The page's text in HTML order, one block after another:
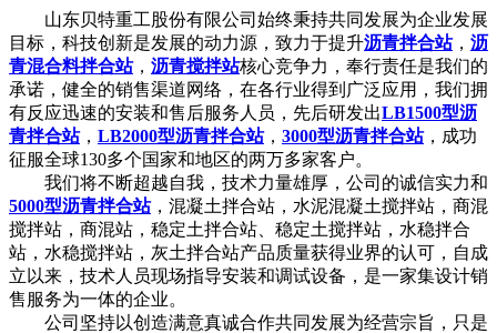
山东贝特重工股份有限公司始终秉持共同发展为企业发展
目标，科技创新是发展的动力源，致力于提升沥青拌合站， 沥
青混合料拌合站， 沥青搅拌站核心竞争力，奉行责任是我们的
承诺，健全的销售渠道网络，在各行业得到广泛应用，我们拥
有反应迅速的安装和售后服务人员，先后研发出LB1500型沥
青拌合站， LB2000型沥青拌合站， 3000型沥青拌合站，成功
征服全球130多个国家和地区的两万多家客户。
我们将不断超越自我，技术力量雄厚，公司的诚信实力和
5000型沥青拌合站，混凝土拌合站，水泥混凝土搅拌站，商混
搅拌站，商混站，稳定土拌合站、稳定土搅拌站，水稳拌合
站，水稳搅拌站，灰土拌合站产品质量获得业界的认可，自成
立以来，技术人员现场指导安装和调试设备，是一家集设计销
售服务为一体的企业。
公司坚持以创造满意真诚合作共同发展为经营宗旨，只是